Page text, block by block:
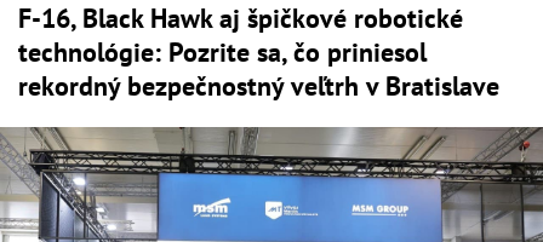
F-16, Black Hawk aj špičkové robotické
technológie: Pozrite sa, čo priniesol
rekordný bezpečnostný veľtrh v Bratislave